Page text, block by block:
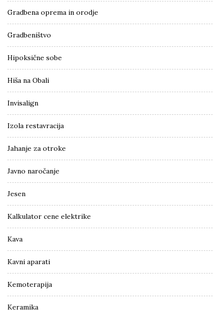
Gradbena oprema in orodje
Gradbeništvo
Hipoksične sobe
Hiša na Obali
Invisalign
Izola restavracija
Jahanje za otroke
Javno naročanje
Jesen
Kalkulator cene elektrike
Kava
Kavni aparati
Kemoterapija
Keramika